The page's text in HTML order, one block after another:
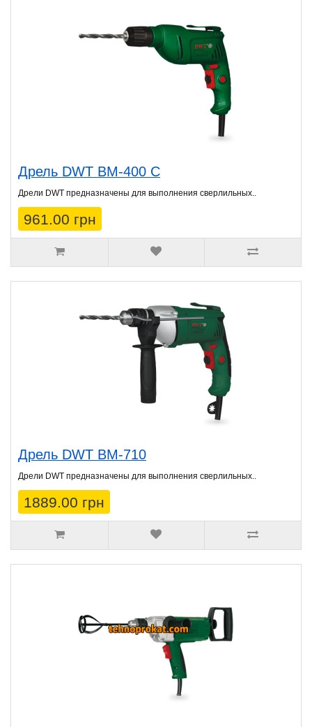
Дрель DWT BM-400 C
Дрели DWT предназначены для выполнения сверлильных..
961.00 грн
Дрель DWT BM-710
Дрели DWT предназначены для выполнения сверлильных..
1889.00 грн